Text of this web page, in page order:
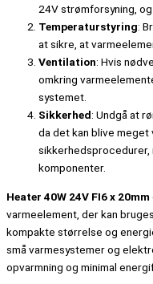
24V strømforsyning,
Temperaturstyring:
at sikre, at
Ventilation: Hvis
omkring
systemet.
Sikkerhed: Undgå at
da det kan blive meget
sikkerhedsprocedurer,
komponenter.
Heater 40W 24V FI6 x 20mm
varmeelement, der kan
kompakte størrelse og
små varmesystemer og
opvarmning og minimal